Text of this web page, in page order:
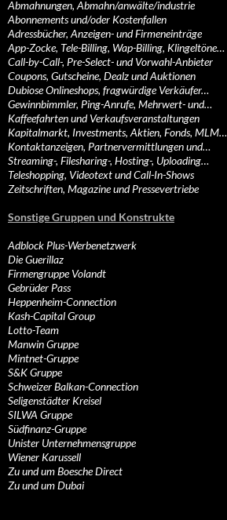
Abmahnungen, Abmahn/anwälte/industrie
Abonnements und/oder Kostenfallen
Adressbücher, Anzeigen- und Firmeneinträge
App-Zocke, Tele-Billing, Wap-Billing, Klingeltöne…
Call-by-Call-, Pre-Select- und Vorwahl-Anbieter
Coupons, Gutscheine, Dealz und Auktionen
Dubiose Onlineshops, fragwürdige Verkäufer…
Gewinnbimmler, Ping-Anrufe, Mehrwert- und…
Kaffeefahrten und Verkaufsveranstaltungen
Kapitalmarkt, Investments, Aktien, Fonds, MLM…
Kontaktanzeigen, Partnervermittlungen und…
Streaming-, Filesharing-, Hosting-, Uploading…
Teleshopping, Videotext und Call-In-Shows
Zeitschriften, Magazine und Pressevertriebe
Sonstige Gruppen und Konstrukte
Adblock Plus-Werbenetzwerk
Die Guerillaz
Firmengruppe Volandt
Gebrüder Pass
Heppenheim-Connection
Kash-Capital Group
Lotto-Team
Manwin Gruppe
Mintnet-Gruppe
S&K Gruppe
Schweizer Balkan-Connection
Seligenstädter Kreisel
SILWA Gruppe
Südfinanz-Gruppe
Unister Unternehmensgruppe
Wiener Karussell
Zu und um Boesche Direct
Zu und um Dubai